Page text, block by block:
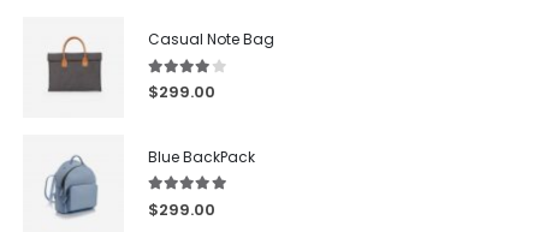
Casual Note Bag
4.00out of 5
$299.00
Blue BackPack
5.00out of 5
$299.00